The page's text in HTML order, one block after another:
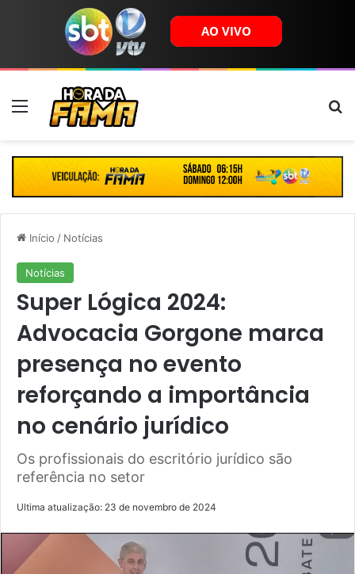
Menu
Início / Notícias
Notícias
Super Lógica 2024:
Advocacia Gorgone marca
presença no evento
reforçando a importância
no cenário jurídico
Os profissionais do escritório jurídico são
referência no setor
Ultima atualização: 23 de novembro de 2024